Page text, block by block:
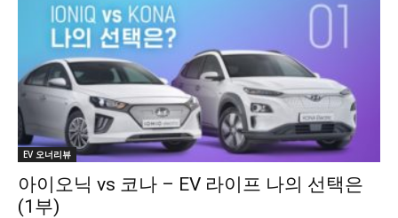
EV 오너리뷰
아이오닉 vs 코나 – EV 라이프 나의 선택은
(1부)